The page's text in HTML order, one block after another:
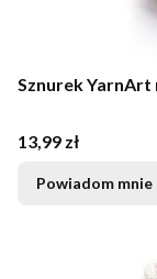
Cena
13,99 zł
Powiadom